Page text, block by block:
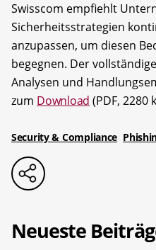
Swisscom empfiehlt
Sicherheitsstrategien
anzupassen, um diesen
begegnen. Der
Analysen und
zum Download (PDF, 2280
Security & Compliance
Neueste